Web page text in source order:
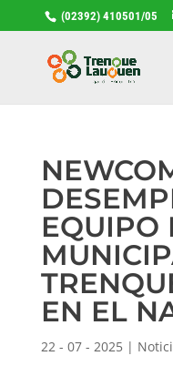
(02392) 410501/05
EQUIPO
EN EL
22 - 07 - 2025|